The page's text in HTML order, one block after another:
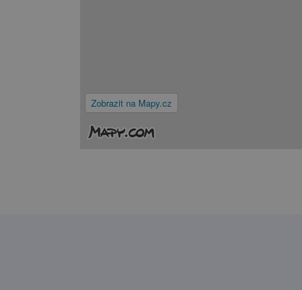
Zobrazit na Mapy.cz